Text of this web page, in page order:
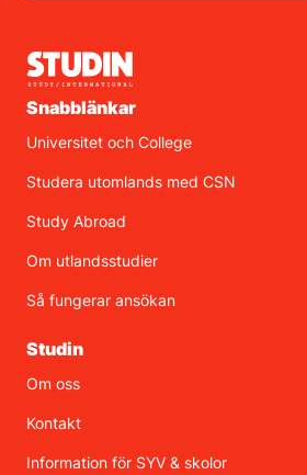
Snabblänkar
Universitet och College
Studera utomlands med CSN
Study Abroad
Om utlandsstudier
Så fungerar ansökan
Studin
Om oss
Kontakt
Information för SYV & skolor